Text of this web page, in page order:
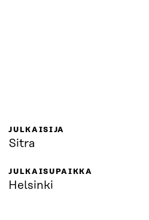
JULKAISIJA
Sitra
JULKAISUPAIKKA
Helsinki